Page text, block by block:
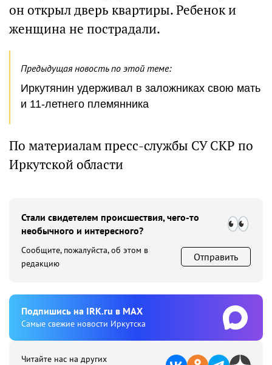
он открыл дверь квартиры. Ребенок и
женщина не пострадали.
Предыдущая новость по этой теме:
Иркутянин удерживал в заложниках свою мать
и 11-летнего племянника
По материалам пресс-службы СУ СКР по
Иркутской области
Стали свидетелем происшествия, чего-то
необычного и интересного?
Сообщите, пожалуйста, об этом в
редакцию
Отправить
Подпишиcь на IRK.ru в MAX
Cамые свежие новости Иркутска
Читайте нас на других